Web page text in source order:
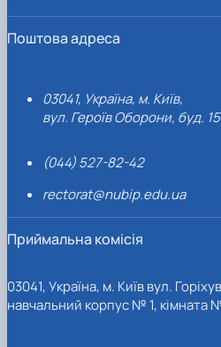
Поштова адреса
03041, Україна, м. Київ,
вул. Героїв Оборони, буд.
(044) 527-82-42
rectorat@nubip.edu.ua
Приймальна комісія
03041, Україна, м. Київ вул.
навчальний корпус № 1, кімната